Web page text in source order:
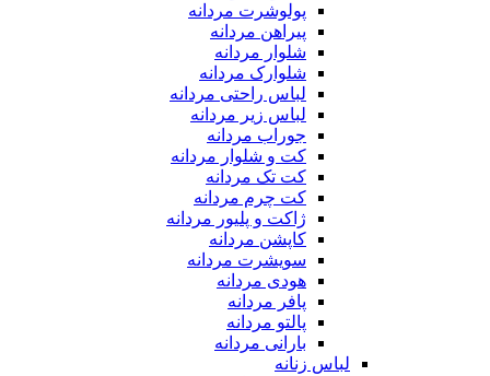
پولوشرت مردانه
پیراهن مردانه
شلوار مردانه
شلوارک مردانه
لباس راحتی مردانه
لباس زیر مردانه
جوراب مردانه
کت و شلوار مردانه
کت تک مردانه
کت چرم مردانه
ژاکت و پلیور مردانه
کاپشن مردانه
سویشرت مردانه
هودی مردانه
پافر مردانه
پالتو مردانه
بارانی مردانه
لباس زنانه